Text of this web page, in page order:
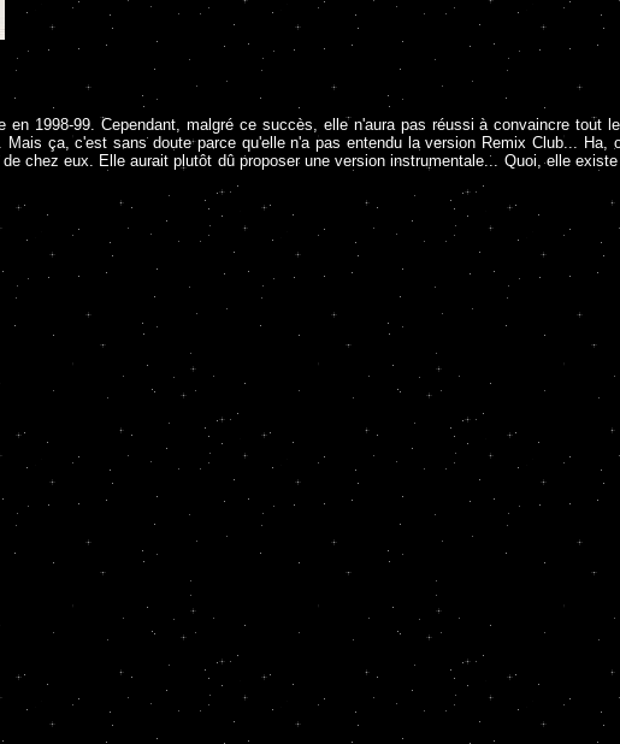
en 1998-99. Cependant, malgré ce succès, elle n'aura pas réussi à convaincre
ça, c'est sans doute parce qu'elle n'a pas entendu la version Remix Club...
chez eux. Elle aurait plutôt dû proposer une version instrumentale... Quoi, elle